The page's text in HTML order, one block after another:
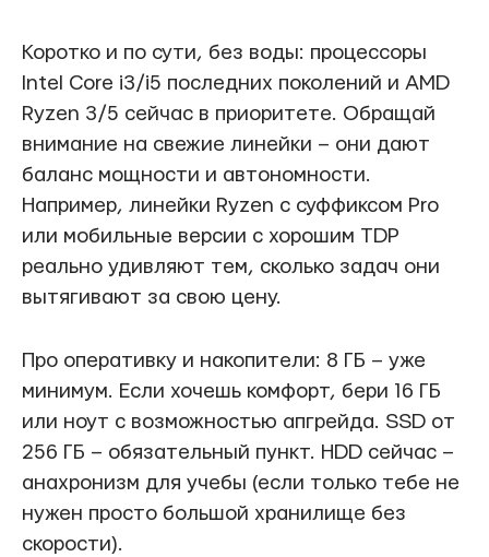
Коротко и по сути, без воды: процессоры
Intel Core i3/i5 последних поколений и AMD
Ryzen 3/5 сейчас в приоритете. Обращай
внимание на свежие линейки – они дают
баланс мощности и автономности.
Например, линейки Ryzen с суффиксом Pro
или мобильные версии с хорошим TDP
реально удивляют тем, сколько задач они
вытягивают за свою цену.
Про оперативку и накопители: 8 ГБ – уже
минимум. Если хочешь комфорт, бери 16 ГБ
или ноут с возможностью апгрейда. SSD от
256 ГБ – обязательный пункт. HDD сейчас –
анахронизм для учебы (если только тебе не
нужен просто большой хранилище без
скорости).